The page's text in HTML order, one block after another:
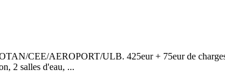
CEE/AEROPORT/ULB. 425eur + 75eur de
2 salles d'eau, ...